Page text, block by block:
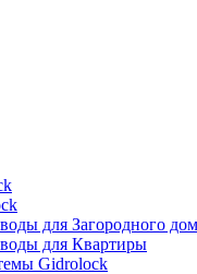
для Загородного
для Квартиры
Gidrolock